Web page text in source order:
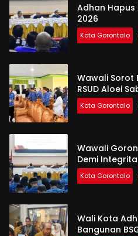
Adhan
2026
Kota Gorontalo
Wawali Sorot
RSUD Aloei
Kota Gorontalo
Wawali
Demi
Kota Gorontalo
Wali Kota
Bangunan